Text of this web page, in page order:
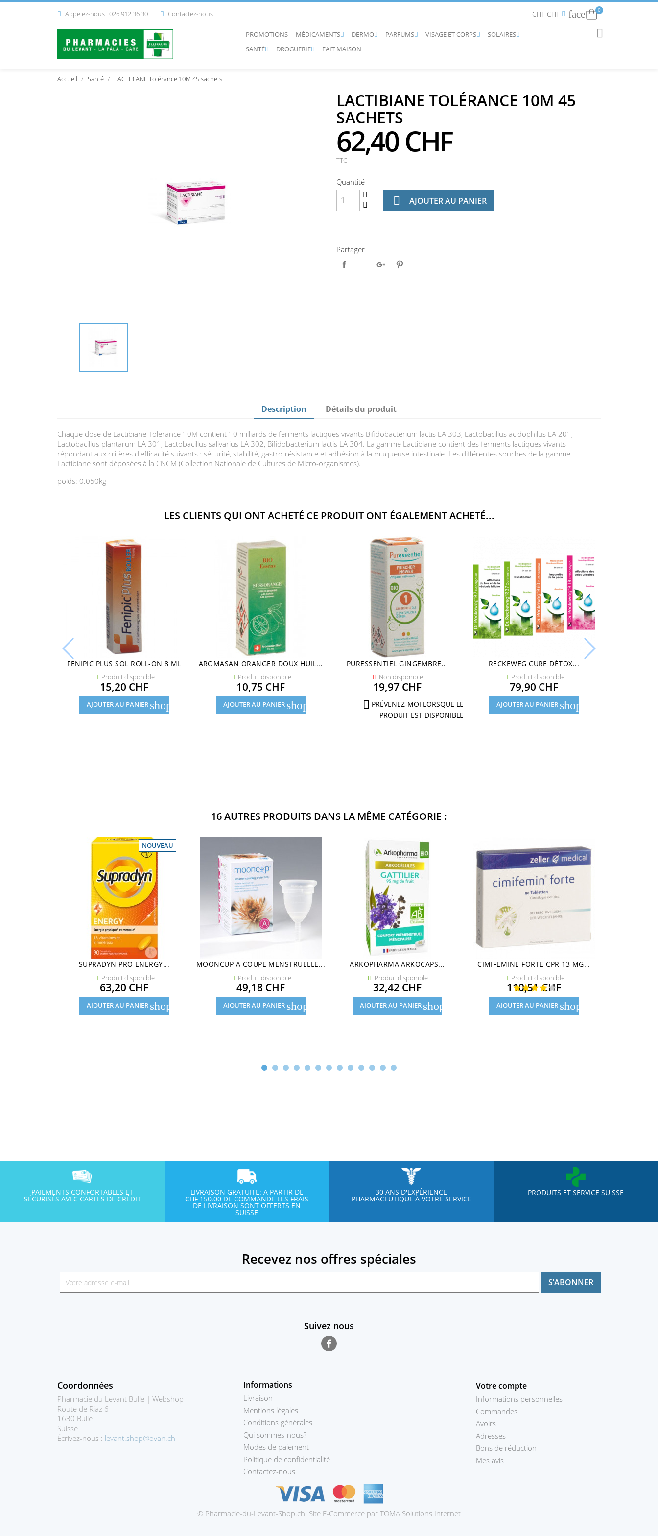
 Appelez-nous : 026 912 36 30  Contactez-nous CHF CHF  faceConnexion
0
PROMOTIONS 
MÉDICAMENTS 
DERMO 
PARFUMS 
VISAGE ET CORPS 
SOLAIRES

SANTÉ 
DROGUERIE FAIT MAISON
RECHERCHER

Accueil Santé LACTIBIANE Tolérance 10M 45 sachets
LACTIBIANE TOLÉRANCE 10M 45
SACHETS
62,40 CHF
TTC
Quantité
 AJOUTER AU PANIER
Partager
Description Détails du produit
Chaque dose de Lactibiane Tolérance 10M contient 10 milliards de ferments lactiques vivants Bifidobacterium lactis LA 303, Lactobacillus acidophilus LA 201,
Lactobacillus plantarum LA 301, Lactobacillus salivarius LA 302, Bifidobacterium lactis LA 304. La gamme Lactibiane contient des ferments lactiques vivants
répondant aux critères d'efficacité suivants : sécurité, stabilité, gastro-résistance et adhésion à la muqueuse intestinale. Les différentes souches de la gamme
Lactibiane sont déposées à la CNCM (Collection Nationale de Cultures de Micro-organismes).
poids: 0.050kg
LES CLIENTS QUI ONT ACHETÉ CE PRODUIT ONT ÉGALEMENT ACHETÉ...
FENIPIC PLUS SOL ROLL-ON 8 ML
 Produit disponible
Prix
15,20 CHF
AJOUTER AU PANIER shopping_cart
AROMASAN ORANGER DOUX HUIL...
 Produit disponible
Prix
10,75 CHF
AJOUTER AU PANIER shopping_cart
PURESSENTIEL GINGEMBRE...
 Non disponible
Prix
19,97 CHF
 PRÉVENEZ-MOI LORSQUE LE
PRODUIT EST DISPONIBLE
RECKEWEG CURE DÉTOX...
 Produit disponible
Prix
79,90 CHF
AJOUTER AU PANIER shopping_cart
16 AUTRES PRODUITS DANS LA MÊME CATÉGORIE :
SUPRADYN PRO ENERGY...
 Produit disponible
Prix
63,20 CHF
AJOUTER AU PANIER shopping_cart
NOUVEAU
MOONCUP A COUPE MENSTRUELLE...
 Produit disponible
Prix
49,18 CHF
AJOUTER AU PANIER shopping_cart
ARKOPHARMA ARKOCAPS...
 Produit disponible
Prix
32,42 CHF
AJOUTER AU PANIER shopping_cart
CIMIFEMINE FORTE CPR 13 MG...
 Produit disponible
Prix
110,51 CHF
AJOUTER AU PANIER shopping_cart
PAIEMENTS CONFORTABLES ET
SÉCURISÉS AVEC CARTES DE CRÉDIT
LIVRAISON GRATUITE: A PARTIR DE
CHF 150.00 DE COMMANDE LES FRAIS
DE LIVRAISON SONT OFFERTS EN
SUISSE
30 ANS D'EXPÉRIENCE
PHARMACEUTIQUE À VOTRE SERVICE
PRODUITS ET SERVICE SUISSE
Recevez nos offres spéciales
Suivez nous
Coordonnées
Pharmacie du Levant Bulle | Webshop
Route de Riaz 6
1630 Bulle
Suisse
Écrivez-nous : levant.shop@ovan.ch
Informations
Livraison
Mentions légales
Conditions générales
Qui sommes-nous?
Modes de paiement
Politique de confidentialité
Contactez-nous
Votre compte
Informations personnelles
Commandes
Avoirs
Adresses
Bons de réduction
Mes avis
© Pharmacie-du-Levant-Shop.ch. Site E-Commerce par TOMA Solutions InternetPrestashop